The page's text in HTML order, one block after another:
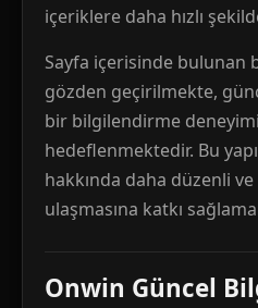
içeriklere daha hızlı
Sayfa içerisinde bulunan
gözden geçirilmekte,
bir bilgilendirme
hedeflenmektedir. Bu
hakkında daha düzenli
ulaşmasına katkı
Onwin Güncel